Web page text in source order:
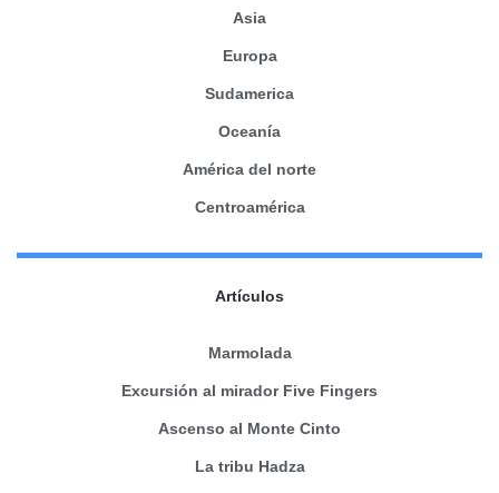
Asia
Europa
Sudamerica
Oceanía
América del norte
Centroamérica
Artículos
Marmolada
Excursión al mirador Five Fingers
Ascenso al Monte Cinto
La tribu Hadza